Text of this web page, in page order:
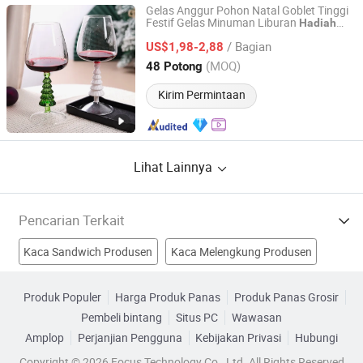
Gelas Anggur Pohon Natal Goblet Tinggi
Festif Gelas Minuman Liburan Hadiah
US$1,98-2,88 / Bagian
48 Potong (MOQ)
Kirim Permintaan
Xiamen Athome Household Products Co., Ltd.
Fujian, China Harga mulai 2025
Lihat Lainnya
Pencarian Terkait
Kaca Sandwich Produsen Kaca Melengkung Produsen
Kerajinan Kaca Hadiah Pabrik hadiah kaca kristal Pabrik
Produk Populer Harga Produk Panas
Produk Panas Grosir
Pembeli bintang
Situs PC
Wawasan
Amplop
Perjanjian Pengguna Kebijakan Privasi
Hubungi